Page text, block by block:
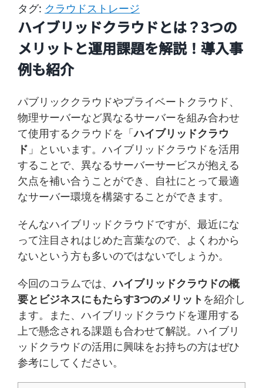
タグ: クラウドストレージ
ハイブリッドクラウドとは？3つの
メリットと運用課題を解説！導入事
例も紹介
パブリッククラウドやプライベートクラウド、
物理サーバーなど異なるサーバーを組み合わせ
て使用するクラウドを「ハイブリッドクラウ
ド 」といいます。ハイブリッドクラウドを活用
することで、異なるサーバーサービスが抱える
欠点を補い合うことができ、自社にとって最適
なサーバー環境を構築することができます。
そんなハイブリッドクラウドですが、最近にな
って注目されはじめた言葉なので、よくわから
ないという方も多いのではないでしょうか。
今回のコラムでは、ハイブリッドクラウドの概
要とビジネスにもたらす3つのメリット を紹介し
ます。また、ハイブリッドクラウドを運用する
上で懸念される課題も合わせて解説。ハイブリ
ッドクラウドの活用に興味をお持ちの方はぜひ
参考にしてください。